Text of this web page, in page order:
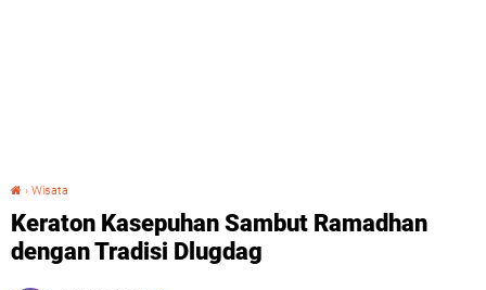
› Wisata
Keraton Kasepuhan Sambut Ramadhan
dengan Tradisi Dlugdag